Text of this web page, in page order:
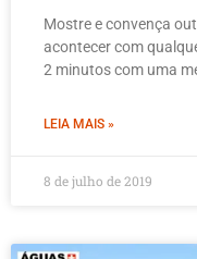
Mostre e convença
acontecer com
2 minutos com uma
LEIA MAIS »
8 de julho de 2019